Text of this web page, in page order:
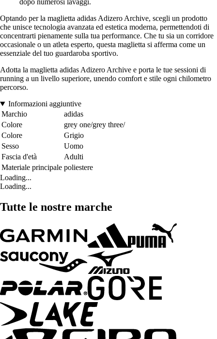
dopo numerosi lavaggi.
Optando per la maglietta adidas Adizero Archive, scegli un prodotto
che unisce tecnologia avanzata ed estetica moderna, permettendoti di
concentrarti pienamente sulla tua performance. Che tu sia un corridore
occasionale o un atleta esperto, questa maglietta si afferma come un
essenziale del tuo guardaroba sportivo.
Adotta la maglietta adidas Adizero Archive e porta le tue sessioni di
running a un livello superiore, unendo comfort e stile ogni chilometro
percorso.
Informazioni aggiuntive
Marchio
adidas
Colore
grey one/grey three/
Colore
Grigio
Sesso
Uomo
Fascia d'età
Adulti
Materiale principale poliestere
Loading...
Loading...
Tutte le nostre marche